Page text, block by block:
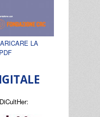
LA